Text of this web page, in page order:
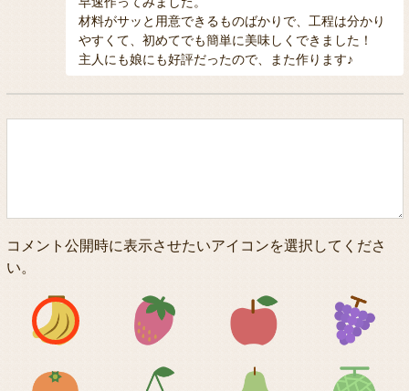
材料がサッと用意できるものばかりで、工程は分かり
やすくて、初めてでも簡単に美味しくできました！
主人にも娘にも好評だったので、また作ります♪
コメント公開時に表示させたいアイコンを選択してくださ
い。
アイコン1 アイコン2 アイコン3
アイコン5 アイコン6 アイコン7